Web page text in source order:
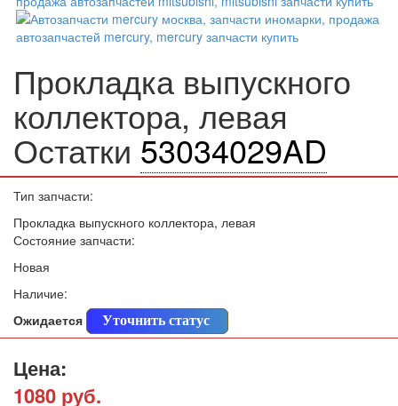
Прокладка выпускного
коллектора, левая
Остатки 53034029AD
Тип запчасти:
Прокладка выпускного коллектора, левая
Состояние запчасти:
Новая
Наличие:
Ожидается
Уточнить статус
Цена:
1080 руб.